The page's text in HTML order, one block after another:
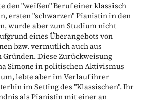
den "weißen" Beruf einer klassisch
ersten "schwarzen" Pianistin in den
wurde aber zum Studium nicht
eines Überangebots von
bzw. vermutlich auch aus
Gründen. Diese Zurückweisung
Simone in politischen Aktivismus
lebte aber im Verlauf ihrer
im Setting des "Klassischen". Ihr
als Pianistin mit einer an